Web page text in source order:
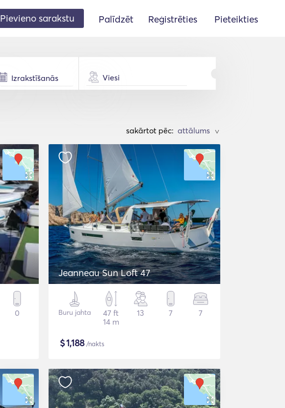
Pievieno sarakstu Palīdzēt Reģistrēties Pieteikties
Viesi
sakārtot pēc: >
0
Jeanneau Sun Loft 47
Buru jahta
47 ft
14 m
13 7 7
$1,188/nakts